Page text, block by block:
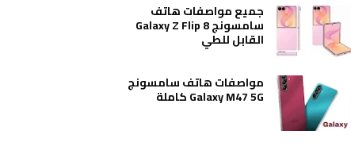
جميع مواصفات هاتف
سامسونج Galaxy Z Flip 8
القابل للطي
مواصفات هاتف سامسونج
Galaxy M47 5G كاملة